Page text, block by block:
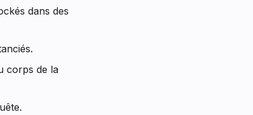
dans des
corps de la